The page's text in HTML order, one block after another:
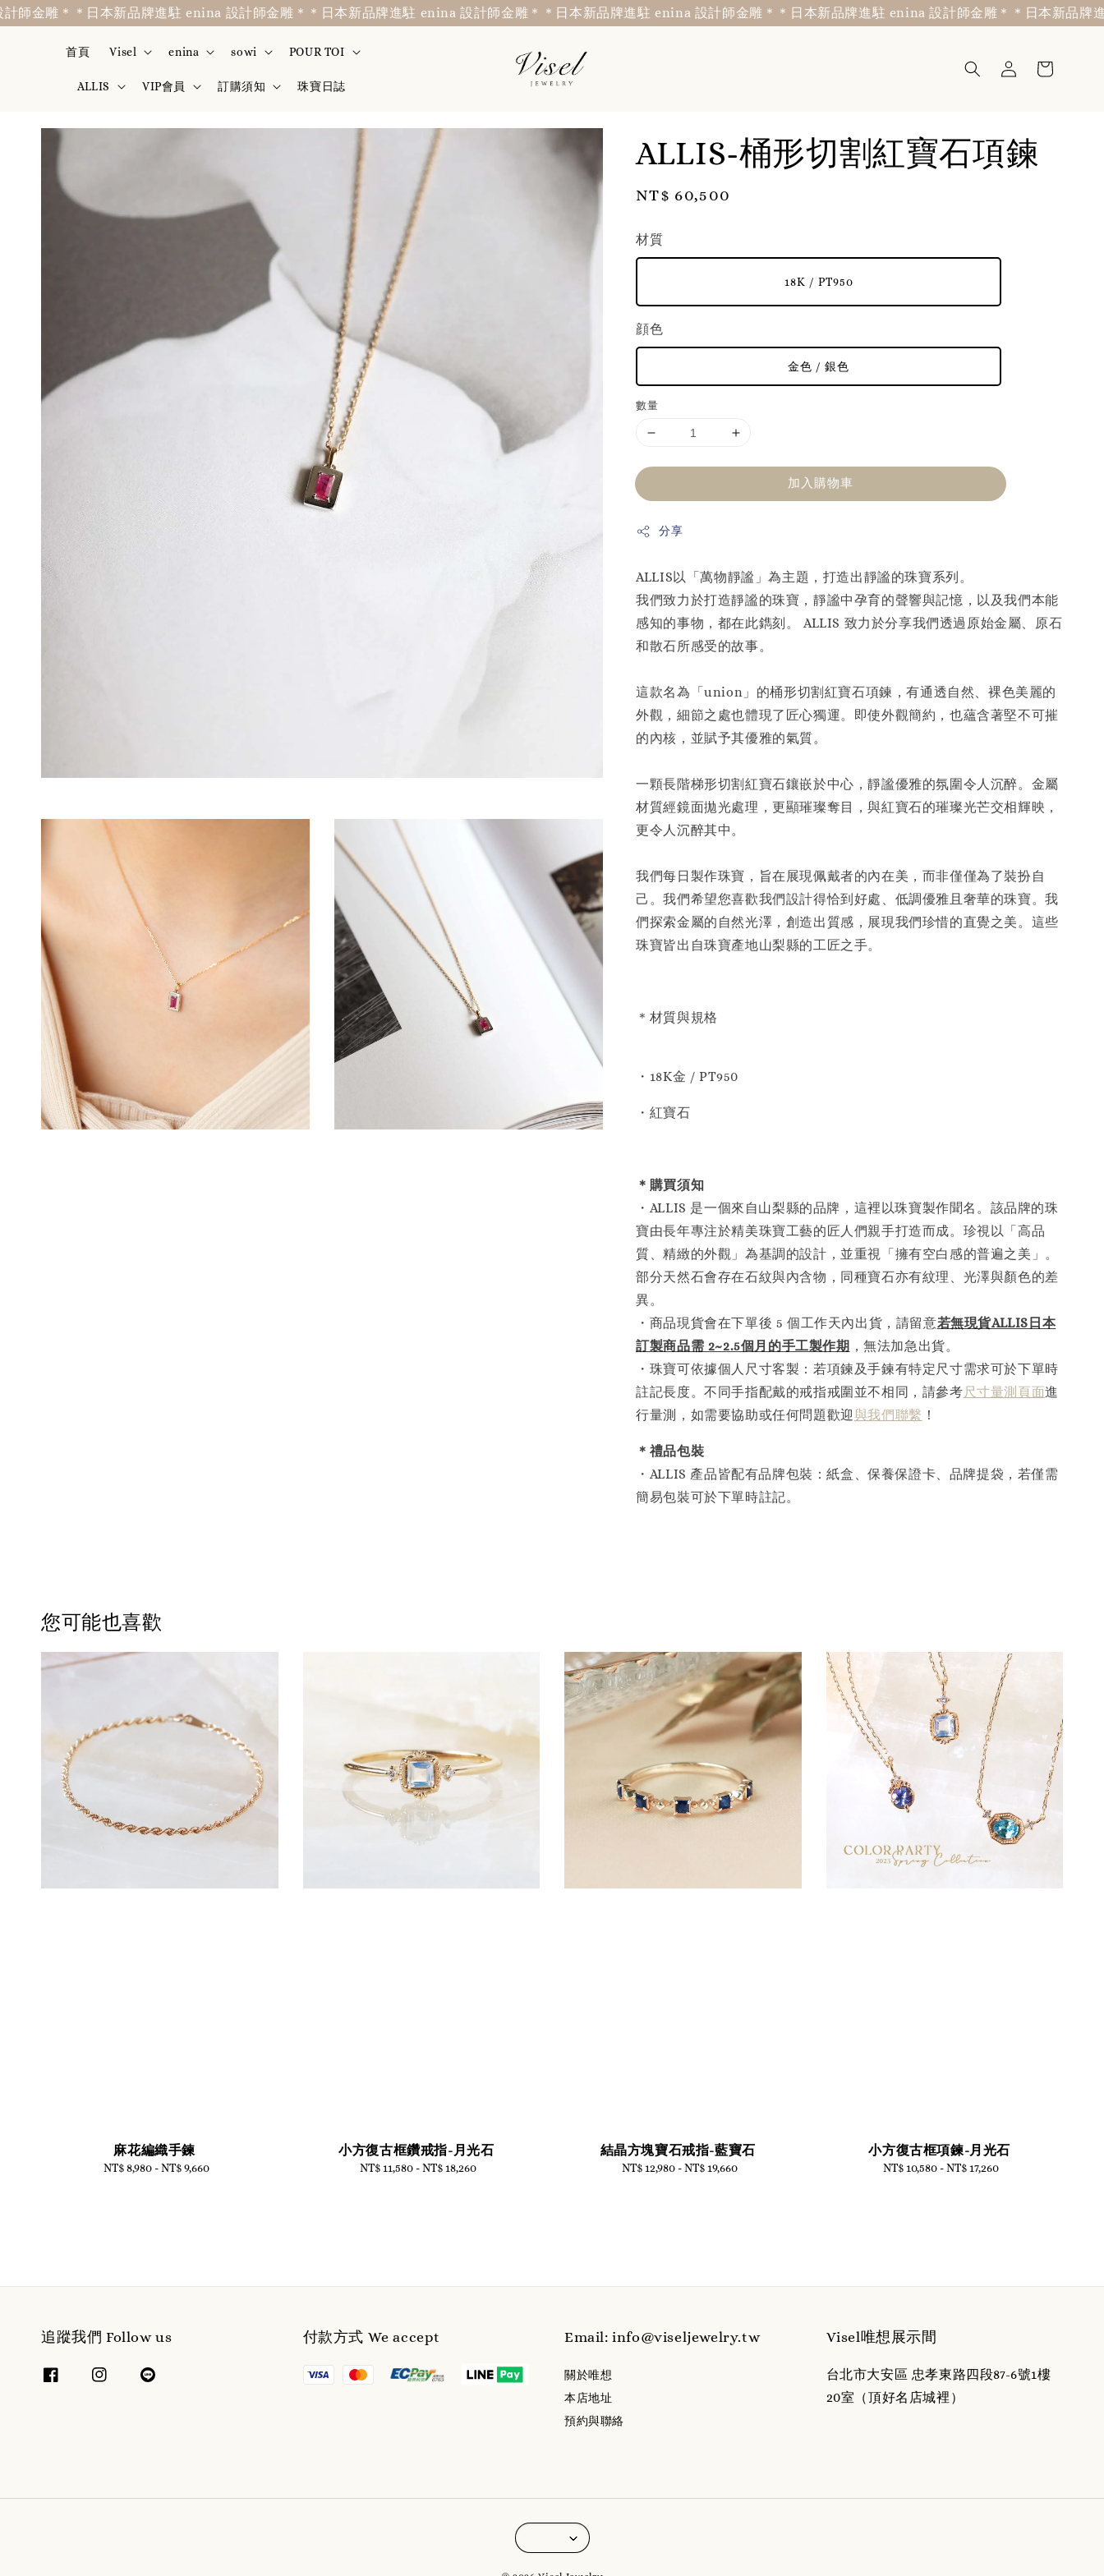
金雕＊＊日本新品牌進駐 enina 設計師金雕＊＊日本新品牌進駐 enina 設計師金雕＊＊日本新品牌進駐 enina 設計師金雕＊＊日本新品牌進駐 enina 設計師金雕＊＊日本新品牌進駐
首頁 Visel enina sowi POUR TOI
ALLIS VIP會員 訂購須知 珠寶日誌
ALLIS-桶形切割紅寶石項鍊
Regular
NT$ 60,500
材質
18K / PT950
顔色
金色 / 銀色
數量
加入購物車
分享
ALLIS以「萬物靜謐」為主題，打造出靜謐的珠寶系列。
我們致力於打造靜謐的珠寶，靜謐中孕育的聲響與記憶，以及我們本能
感知的事物，都在此鐫刻。 ALLIS 致力於分享我們透過原始金屬、原石
和散石所感受的故事。
這款名為「union」的桶形切割紅寶石項鍊，有通透自然、裸色美麗的
外觀，細節之處也體現了匠心獨運。即使外觀簡約，也蘊含著堅不可摧
的內核，並賦予其優雅的氣質。
一顆長階梯形切割紅寶石鑲嵌於中心，靜謐優雅的氛圍令人沉醉。金屬
材質經鏡面拋光處理，更顯璀璨奪目，與紅寶石的璀璨光芒交相輝映，
更令人沉醉其中。
我們每日製作珠寶，旨在展現佩戴者的內在美，而非僅僅為了裝扮自
己。我們希望您喜歡我們設計得恰到好處、低調優雅且奢華的珠寶。我
們探索金屬的自然光澤，創造出質感，展現我們珍惜的直覺之美。這些
珠寶皆出自珠寶產地山梨縣的工匠之手。
＊材質與規格
・18K金 / PT950
・紅寶石
＊購買須知
・ALLIS 是一個來自山梨縣的品牌，這裡以珠寶製作聞名。該品牌的珠
寶由長年專注於精美珠寶工藝的匠人們親手打造而成。珍視以「高品
質、精緻的外觀」為基調的設計，並重視「擁有空白感的普遍之美」。
部分天然石會存在石紋與內含物，同種寶石亦有紋理、光澤與顏色的差
異。
・商品現貨會在下單後 5 個工作天內出貨，請留意若無現貨ALLIS日本
訂製商品需 2~2.5個月的手工製作期 ，無法加急出貨。
・珠寶可依據個人尺寸客製：若項鍊及手鍊有特定尺寸需求可於下單時
註記長度。不同手指配戴的戒指戒圍並不相同，請參考尺寸量測頁面進
行量測，如需要協助或任何問題歡迎與我們聯繫 ！
＊禮品包裝
・ALLIS 產品皆配有品牌包裝：紙盒、保養保證卡、品牌提袋，若僅需
簡易包裝可於下單時註記。
您可能也喜歡
麻花編織手鍊
Regular
NT$ 8,980-NT$ 9,660
小方復古框鑽戒指-月光石
Regular
NT$ 11,580-NT$ 18,260
結晶方塊寶石戒指-藍寶石
Regular
NT$ 12,980-NT$ 19,660
小方復古框項鍊-月光石
Regular
NT$ 10,580 -NT$ 17,260
追蹤我們 Follow us 付款方式 We accept Email: info@viseljewelry.tw
關於唯想
本店地址
預約與聯絡
Visel唯想展示間
台北市大安區 忠孝東路四段87-6號1樓
20室（頂好名店城裡）